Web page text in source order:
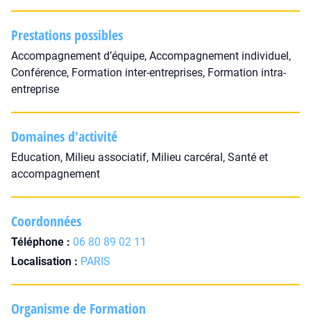
Prestations possibles
Accompagnement d’équipe, Accompagnement individuel,
Conférence, Formation inter-entreprises, Formation intra-
entreprise
Domaines d'activité
Education, Milieu associatif, Milieu carcéral, Santé et
accompagnement
Coordonnées
Téléphone : 06 80 89 02 11
Localisation : PARIS
Organisme de Formation